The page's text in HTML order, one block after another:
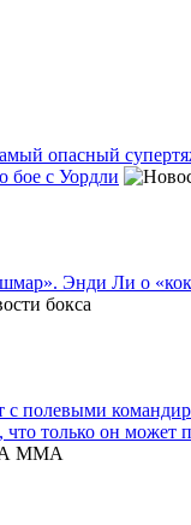
опасный
бое с Уордли
Энди Ли о
с полевыми
что только он может
MMA